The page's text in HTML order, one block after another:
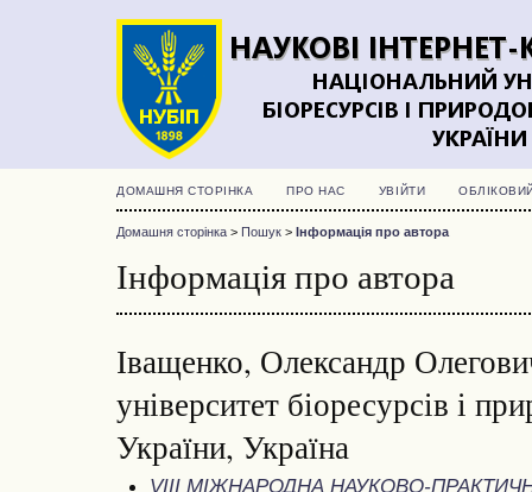
ДОМАШНЯ СТОРІНКА ПРО НАС УВІЙТИ
Домашня сторінка > Пошук > Інформація про автора
Інформація про автора
Іващенко, Олександр
університет біоресурсів і
України, Україна
VIII МІЖНАРОДНА НАУКОВО-